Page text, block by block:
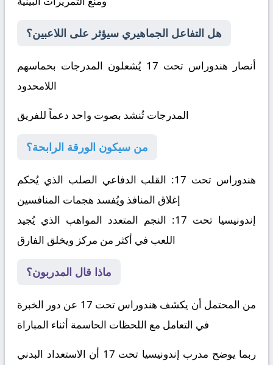
هل التفاعل الجماهيري سيؤثر على اللاعبين؟
أنصار هندوراس تحت 17 يُشعلون المدرجات بحماسهم
اللامحدود
المدرجات تُنشد بصوت واحد دعماً للفريق
من سيكون الورقة الرابحة؟
هندوراس تحت 17:
القلب الدفاعي الصلب الذي يُحكم
إغلاق المنافذ ويُفسد هجمات المنافسين
إندونيسيا تحت 17:
النجم المتعدد المواهب الذي يُجيد
اللعب في أكثر من مركز ويخلق الفارق
ماذا قال المدربون؟
من المحتمل أن يكشف هندوراس تحت 17 عن دور الخبرة
في التعامل مع اللحظات الحاسمة أثناء المباراة
ربما يوضح مدرب إندونيسيا تحت 17 أن الاستعداد البدني